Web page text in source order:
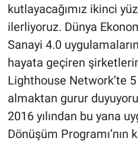
kutlayacağımız ikinci
ilerliyoruz. Dünya
Sanayi 4.0
hayata geçiren
Lighthouse Network’te
almaktan gurur
2016 yılından bu yana
Dönüşüm Programı’nın